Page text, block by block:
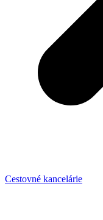
Cestovné kancelárie